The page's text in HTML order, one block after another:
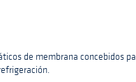
de membrana concebidos